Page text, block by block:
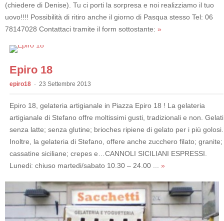
(chiedere di Denise). Tu ci porti la sorpresa e noi realizziamo il tuo
uovo!!!! Possibilità di ritiro anche il giorno di Pasqua stesso Tel: 06
78147028 Contattaci tramite il form sottostante: »
Epiro 18
epiro18 23 Settembre 2013
Epiro 18, gelateria artigianale in Piazza Epiro 18 ! La gelateria
artigianale di Stefano offre moltissimi gusti, tradizionali e non. Gelati
senza latte; senza glutine; brioches ripiene di gelato per i più golosi.
Inoltre, la gelateria di Stefano, offere anche zucchero filato; granite;
cassatine siciliane; crepes e…CANNOLI SICILIANI ESPRESSI.
Lunedi: chiuso martedi/sabato 10.30 – 24.00 ... »